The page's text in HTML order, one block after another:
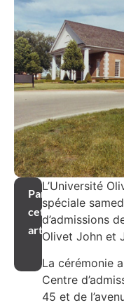
Partager
cet
article
L’Université
spéciale
d’admissions
Olivet John et
La cérémonie
Centre
45 et de